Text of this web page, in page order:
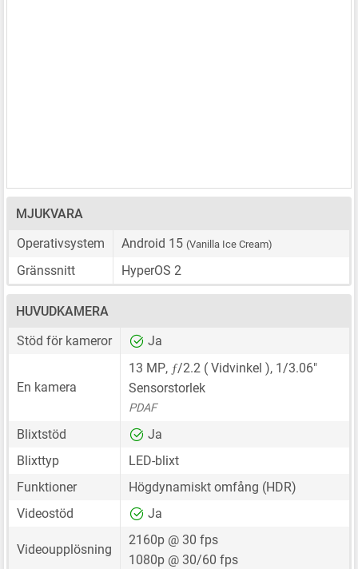
MJUKVARA
Operativsystem
Android 15 (Vanilla Ice Cream)
Gränssnitt HyperOS 2
HUVUDKAMERA
Stöd för kameror
Ja
En kamera
13 MP, ƒ/2.2 ( Vidvinkel ), 1/3.06"
Sensorstorlek
PDAF
Blixtstöd
Ja
Blixttyp
LED-blixt
Funktioner
Högdynamiskt omfång (HDR)
Videostöd
Ja
Videoupplösning
2160p @ 30 fps
1080p @ 30/60 fps